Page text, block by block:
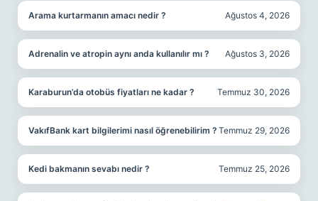
Arama kurtarmanın amacı nedir ? Ağustos 4, 2026
Adrenalin ve atropin aynı anda kullanılır mı ? Ağustos 3, 2026
Karaburun’da otobüs fiyatları ne kadar ? Temmuz 30, 2026
VakıfBank kart bilgilerimi nasıl öğrenebilirim ? Temmuz 29, 2026
Kedi bakmanın sevabı nedir ? Temmuz 25, 2026